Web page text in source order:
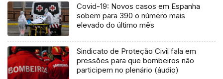
Covid-19: Novos casos em Espanha
sobem para 390 o número mais
elevado do último mês
Sindicato de Proteção Civil fala em
pressões para que bombeiros não
participem no plenário (áudio)